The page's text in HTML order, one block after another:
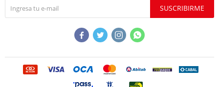
SUSCRIBIRME
   